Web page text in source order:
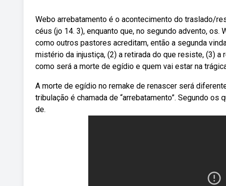
Webo arrebatamento é o acontecimento do traslado/
céus (jo 14. 3), enquanto que, no segundo advento,
como outros pastores acreditam, então a segunda
mistério da injustiça, (2) a retirada do que resiste, (3) a
como será a morte de egídio e quem vai estar na
A morte de egídio no remake de renascer será
tribulação é chamada de “arrebatamento”. Segundo
de.